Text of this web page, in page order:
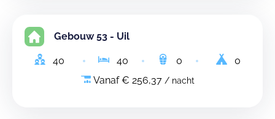
Gebouw 53 - Uil
40 40 0
0
Vanaf € 256,37 / nacht